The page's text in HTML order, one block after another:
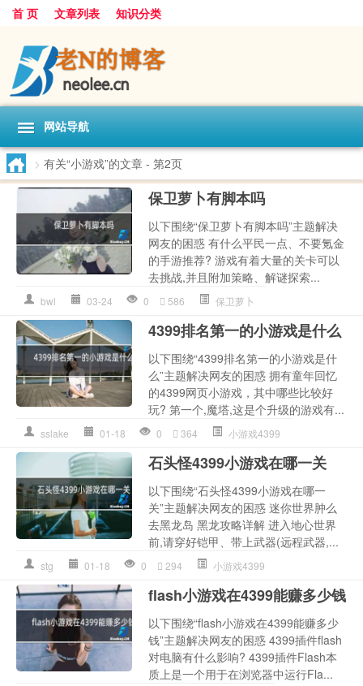
首 页 文章列表 知识分类
网站导航
> 有关“小游戏”的文章 - 第2页
保卫萝卜有脚本吗
以下围绕“保卫萝卜有脚本吗”主题解决
网友的困惑 有什么平民一点、不要氪金
的手游推荐? 游戏有着大量的关卡可以
去挑战,并且附加策略、解谜探索...
bwl 03-24 0 586 保卫萝卜
4399排名第一的小游戏是什么
以下围绕“4399排名第一的小游戏是什
么”主题解决网友的困惑 拥有童年回忆
的4399网页小游戏，其中哪些比较好
玩? 第一个,魔塔,这是个升级的游戏有...
sslake 01-18 0 364 小游戏4399
石头怪4399小游戏在哪一关
以下围绕“石头怪4399小游戏在哪一
关”主题解决网友的困惑 迷你世界肿么
去黑龙岛 黑龙攻略详解 进入地心世界
前,请穿好铠甲、带上武器(远程武器,...
stg 01-18 0 294 小游戏4399
flash小游戏在4399能赚多少钱
以下围绕“flash小游戏在4399能赚多少
钱”主题解决网友的困惑 4399插件flash
对电脑有什么影响? 4399插件Flash本
质上是一个用于在浏览器中运行Fla...